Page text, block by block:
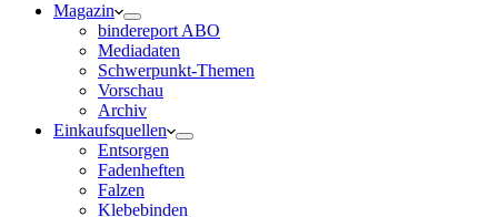
Magazin
bindereport ABO
Mediadaten
Schwerpunkt-Themen
Vorschau
Archiv
Einkaufsquellen
Entsorgen
Fadenheften
Falzen
Klebebinden